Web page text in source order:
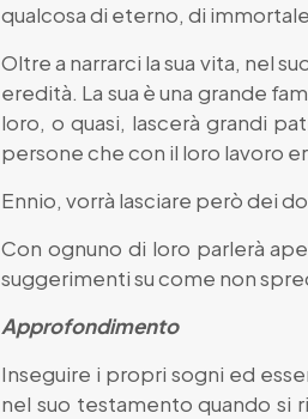
qualcosa di eterno, di
Oltre a narrarci la sua vita, nel
eredità. La sua è una grande
loro, o quasi, lascerà grandi
persone che con il loro lavoro
Ennio, vorrà lasciare però dei
Con ognuno di loro parlerà
suggerimenti su come non
Approfondimento
Inseguire i propri sogni ed
nel suo testamento quando si